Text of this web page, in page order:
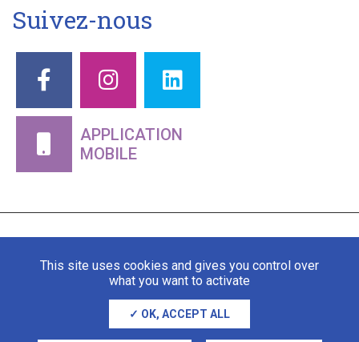
Suivez-nous
APPLICATION
MOBILE
Mentions légales Gestion des cookies
This site uses cookies and gives you control over
what you want to activate
OK, ACCEPT ALL